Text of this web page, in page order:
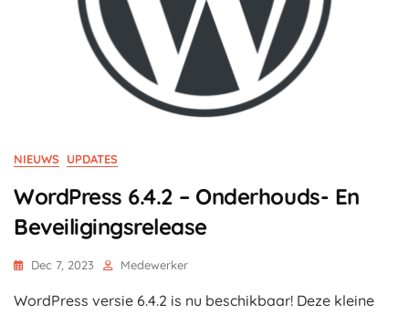
NIEUWS UPDATES
WordPress 6.4.2 – Onderhouds- En
Beveiligingsrelease
Dec 7, 2023 Medewerker
WordPress versie 6.4.2 is nu beschikbaar! Deze kleine